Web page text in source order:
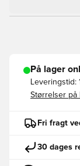
På lager
Leveringstid:
Størrelser på
Fri fragt
30 dages